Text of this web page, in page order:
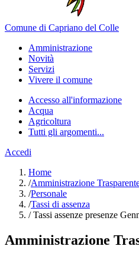
Comune di Capriano del Colle
Amministrazione
Novità
Servizi
Vivere il comune
Accesso all'informazione
Acqua
Agricoltura
Tutti gli argomenti...
Accedi
Home
/Amministrazione
/Personale
/Tassi di assenza
/Tassi assenze presenze
Amministrazione